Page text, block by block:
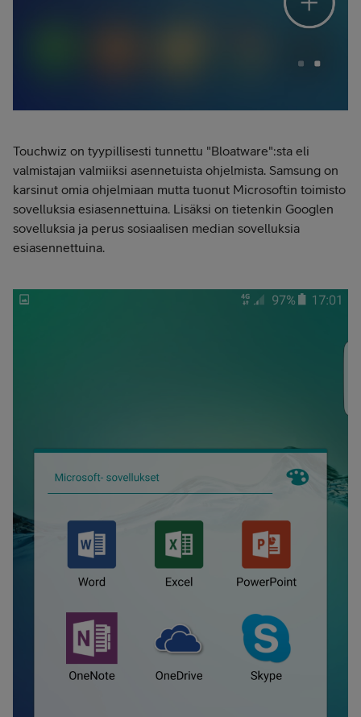
Touchwiz on tyypillisesti tunnettu "Bloatware":sta eli
valmistajan valmiiksi asennetuista ohjelmista. Samsung on
karsinut omia ohjelmiaan mutta tuonut Microsoftin toimisto
sovelluksia esiasennettuina. Lisäksi on tietenkin Googlen
sovelluksia ja perus sosiaalisen median sovelluksia
esiasennettuina.